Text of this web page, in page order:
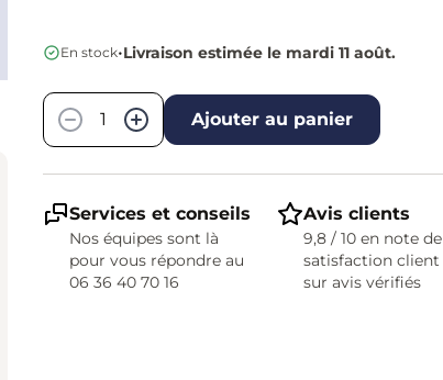
En stock•Livraison estimée le mardi 11 août.
−
+ Ajouter au panier
Services et conseils
Nos équipes sont là
pour vous répondre au
06 36 40 70 16
Avis clients
9,8 / 10 en note de
satisfaction client
sur avis vérifiés